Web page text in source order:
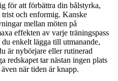
för att förbättra din bålstyrka,
trist och enformig. Kanske
mellan möten på
effekten av varje träningspass
enkelt lägga till utmanande,
är nybörjare eller rutinerad
redskapet tar nästan ingen plats
när tiden är knapp.